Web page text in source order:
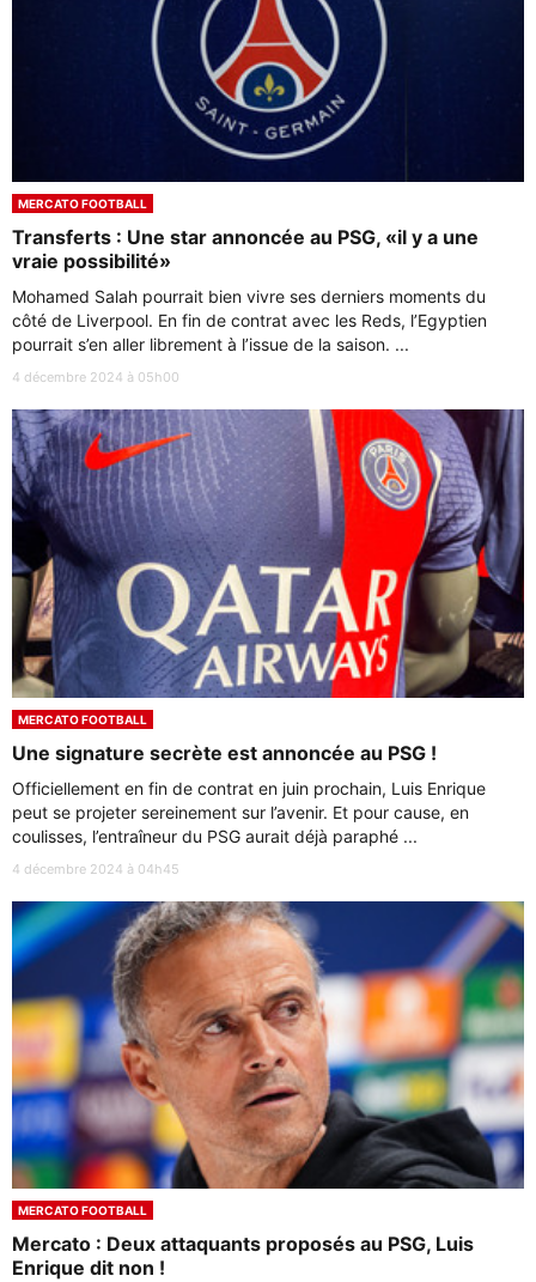
MERCATO FOOTBALL
Transferts : Une star annoncée au PSG, «il y a une
vraie possibilité»
Mohamed Salah pourrait bien vivre ses derniers moments du
côté de Liverpool. En fin de contrat avec les Reds, l’Egyptien
pourrait s’en aller librement à l’issue de la saison. ...
4 décembre 2024 à 05h00
MERCATO FOOTBALL
Une signature secrète est annoncée au PSG !
Officiellement en fin de contrat en juin prochain, Luis Enrique
peut se projeter sereinement sur l’avenir. Et pour cause, en
coulisses, l’entraîneur du PSG aurait déjà paraphé ...
4 décembre 2024 à 04h45
MERCATO FOOTBALL
Mercato : Deux attaquants proposés au PSG, Luis
Enrique dit non !